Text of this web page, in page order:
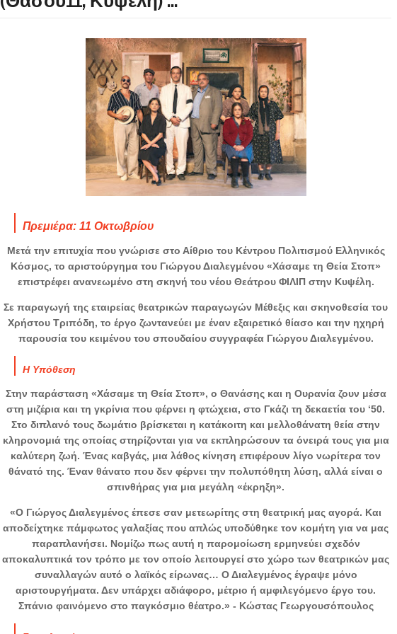
Πρεμιέρα: 11 Οκτωβρίου
Μετά την επιτυχία που γνώρισε στο Αίθριο του Κέντρου Πολιτισμού Ελληνικός
Κόσμος, το αριστούργημα του Γιώργου Διαλεγμένου «Χάσαμε τη Θεία Στοπ»
επιστρέφει ανανεωμένο στη σκηνή του νέου Θεάτρου ΦΙΛΙΠ στην Κυψέλη.
Σε παραγωγή της εταιρείας θεατρικών παραγωγών Μέθεξις και σκηνοθεσία του
Χρήστου Τριπόδη, το έργο ζωντανεύει με έναν εξαιρετικό θίασο και την ηχηρή
παρουσία του κειμένου του σπουδαίου συγγραφέα Γιώργου Διαλεγμένου.
Η Υπόθεση
Στην παράσταση «Χάσαμε τη Θεία Στοπ», ο Θανάσης και η Ουρανία ζουν μέσα
στη μιζέρια και τη γκρίνια που φέρνει η φτώχεια, στο Γκάζι τη δεκαετία του ‘50.
Στο διπλανό τους δωμάτιο βρίσκεται η κατάκοιτη και μελλοθάνατη θεία στην
κληρονομιά της οποίας στηρίζονται για να εκπληρώσουν τα όνειρά τους για μια
καλύτερη ζωή. Ένας καβγάς, μια λάθος κίνηση επιφέρουν λίγο νωρίτερα τον
θάνατό της. Έναν θάνατο που δεν φέρνει την πολυπόθητη λύση, αλλά είναι ο
σπινθήρας για μια μεγάλη «έκρηξη».
«Ο Γιώργος Διαλεγμένος έπεσε σαν μετεωρίτης στη θεατρική μας αγορά. Και
αποδείχτηκε πάμφωτος γαλαξίας που απλώς υποδύθηκε τον κομήτη για να μας
παραπλανήσει. Νομίζω πως αυτή η παρομοίωση ερμηνεύει σχεδόν
αποκαλυπτικά τον τρόπο με τον οποίο λειτουργεί στο χώρο των θεατρικών μας
συναλλαγών αυτό ο λαϊκός είρωνας… Ο Διαλεγμένος έγραψε μόνο
αριστουργήματα. Δεν υπάρχει αδιάφορο, μέτριο ή αμφιλεγόμενο έργο του.
Σπάνιο φαινόμενο στο παγκόσμιο θέατρο.» - Κώστας Γεωργουσόπουλος